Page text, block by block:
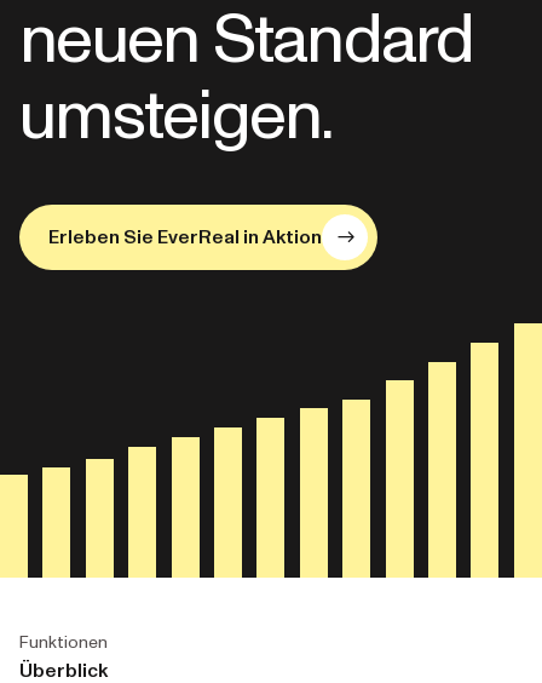
neuen Standard
umsteigen.
Erleben Sie EverReal in Aktion
Funktionen
Überblick